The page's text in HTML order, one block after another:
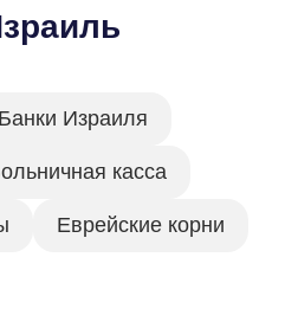
Банки Израиля
касса
Еврейские корни